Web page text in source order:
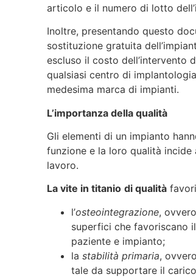
articolo e il numero di lotto
Inoltre, presentando questo
sostituzione gratuita
escluso il costo dell’intervento
qualsiasi centro di
medesima marca di impianti.
L’importanza della qualità
Gli elementi di un impianto
funzione e la loro qualità incide
lavoro.
La vite in titanio di qualità
l’osteointegrazione,
superfici che favoriscano
paziente e impianto;
lastabilità primaria,
tale da supportare il